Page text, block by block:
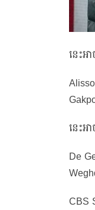
នេះអ
នេះ
De
CBS